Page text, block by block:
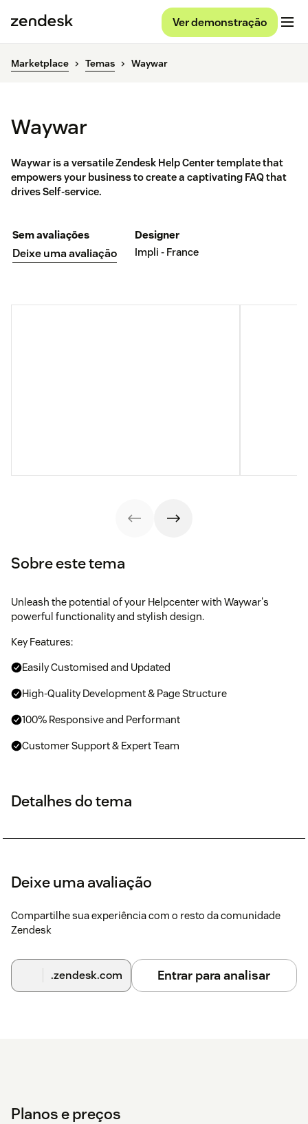
Ver demonstração
Marketplace Temas Waywar
Waywar
Waywar is a versatile Zendesk Help Center template that
empowers your business to create a captivating FAQ that
drives Self-service.
Sem avaliações
Deixe uma avaliação
Designer
Impli - France
Sobre este tema
Unleash the potential of your Helpcenter with Waywar's
powerful functionality and stylish design.
Key Features:
Easily Customised and Updated
High-Quality Development & Page Structure
100% Responsive and Performant
Customer Support & Expert Team
Detalhes do tema
Deixe uma avaliação
Compartilhe sua experiência com o resto da comunidade
Zendesk
.zendesk.com Entrar para analisar
Planos e preços